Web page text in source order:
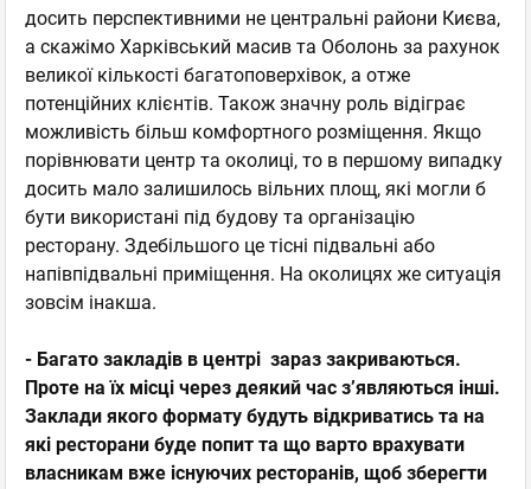
досить перспективними не центральні райони Києва,
а скажімо Харківський масив та Оболонь за рахунок
великої кількості багатоповерхівок, а отже
потенційних клієнтів. Також значну роль відіграє
можливість більш комфортного розміщення. Якщо
порівнювати центр та околиці, то в першому випадку
досить мало залишилось вільних площ, які могли б
бути використані під будову та організацію
ресторану. Здебільшого це тісні підвальні або
напівпідвальні приміщення. На околицях же ситуація
зовсім інакша.
- Багато закладів в центрі зараз закриваються.
Проте на їх місці через деякий час з’являються інші.
Заклади якого формату будуть відкриватись та на
які ресторани буде попит та що варто врахувати
власникам вже існуючих ресторанів, щоб зберегти